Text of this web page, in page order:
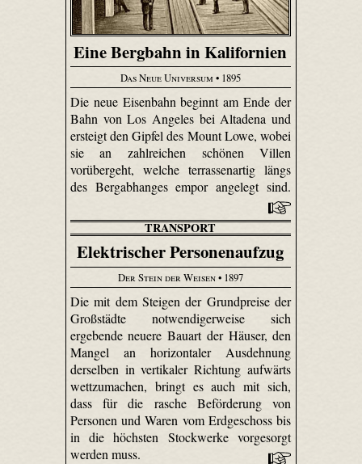
Eine Bergbahn in Kalifornien
Das Neue Universum • 1895
Die neue Eisenbahn beginnt am Ende der
Bahn von Los Angeles bei Altadena und
ersteigt den Gipfel des Mount Lowe, wobei
sie an zahlreichen schönen Villen
vorübergeht, welche terrassenartig längs
des Bergabhanges empor angelegt sind.
TRANSPORT
Elektrischer Personenaufzug
Der Stein der Weisen• 1897
Die mit dem Steigen der Grundpreise der
Großstädte notwendigerweise sich
ergebende neuere Bauart der Häuser, den
Mangel an horizontaler Ausdehnung
derselben in vertikaler Richtung aufwärts
wettzumachen, bringt es auch mit sich,
dass für die rasche Beförderung von
Personen und Waren vom Erdgeschoss bis
in die höchsten Stockwerke vorgesorgt
werden muss.